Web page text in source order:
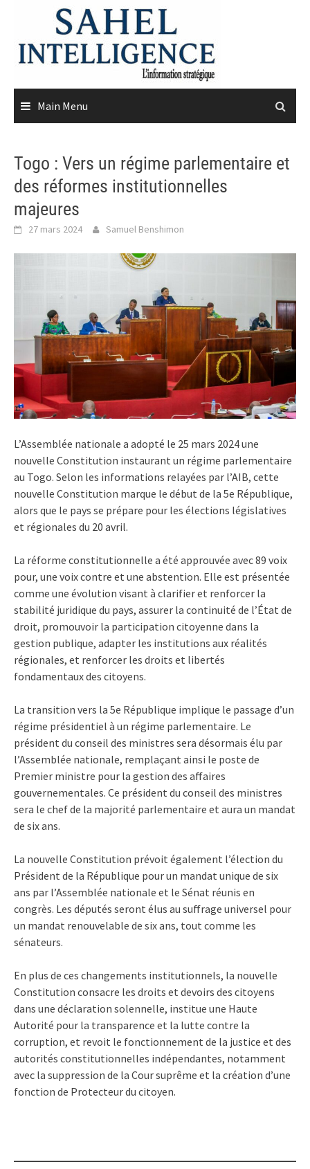
content
Main Menu
Togo : Vers un régime parlementaire et
des réformes institutionnelles
majeures
27 mars 2024 Samuel Benshimon
L’Assemblée nationale a adopté le 25 mars 2024 une
nouvelle Constitution instaurant un régime parlementaire
au Togo. Selon les informations relayées par l’AIB, cette
nouvelle Constitution marque le début de la 5e République,
alors que le pays se prépare pour les élections législatives
et régionales du 20 avril.
La réforme constitutionnelle a été approuvée avec 89 voix
pour, une voix contre et une abstention. Elle est présentée
comme une évolution visant à clarifier et renforcer la
stabilité juridique du pays, assurer la continuité de l’État de
droit, promouvoir la participation citoyenne dans la
gestion publique, adapter les institutions aux réalités
régionales, et renforcer les droits et libertés
fondamentaux des citoyens.
La transition vers la 5e République implique le passage d’un
régime présidentiel à un régime parlementaire. Le
président du conseil des ministres sera désormais élu par
l’Assemblée nationale, remplaçant ainsi le poste de
Premier ministre pour la gestion des affaires
gouvernementales. Ce président du conseil des ministres
sera le chef de la majorité parlementaire et aura un mandat
de six ans.
La nouvelle Constitution prévoit également l’élection du
Président de la République pour un mandat unique de six
ans par l’Assemblée nationale et le Sénat réunis en
congrès. Les députés seront élus au suffrage universel pour
un mandat renouvelable de six ans, tout comme les
sénateurs.
En plus de ces changements institutionnels, la nouvelle
Constitution consacre les droits et devoirs des citoyens
dans une déclaration solennelle, institue une Haute
Autorité pour la transparence et la lutte contre la
corruption, et revoit le fonctionnement de la justice et des
autorités constitutionnelles indépendantes, notamment
avec la suppression de la Cour suprême et la création d’une
fonction de Protecteur du citoyen.